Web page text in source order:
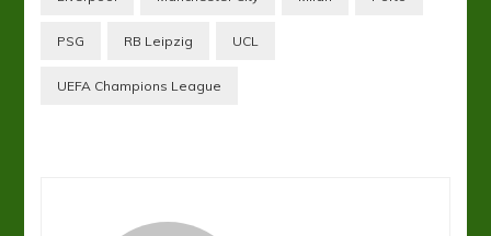
PSG RB Leipzig UCL
UEFA Champions League